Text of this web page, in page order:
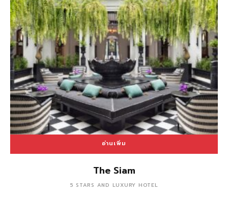
อ่านเพิ่ม
The Siam
5 STARS AND LUXURY HOTEL